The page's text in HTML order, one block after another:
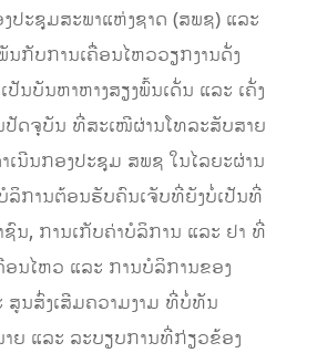
ະຊຸມສະພາແຫ່ງຊາດ (ສພຊ) ແລະ
ກັບການເຄື່ອນໄຫວວຽກງານດັ່ງ
ປັນບັນຫາຫາງສຽງພົ້ນເດັ່ນ ແລະ ເຄັ່ງ
ປັດຈຸບັນ ທີ່ສະເໜີຜ່ານໂທລະສັບສາຍ
ເນີນກອງປະຊຸມ ສພຊ ໃນໄລຍະຜ່ານ
ລິການຕ້ອນຮັບຄົນເຈັບທີ່ຍັງບໍ່ເປັນທີ່
ຊົນ, ການເກັບຄ່າບໍລິການ ແລະ ຢາ ທີ່
ອນໄຫວ ແລະ ການບໍລິການຂອງ
ນສົ່ງເສີມຄວາມງາມ ທີ່ບໍ່ທັນ
ຍ ແລະ ລະບຽບການທີ່ກ່ຽວຂ້ອງ